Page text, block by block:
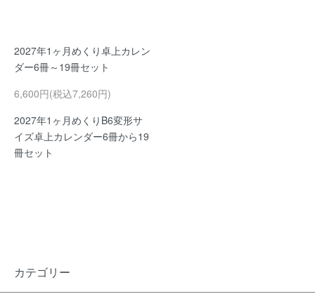
2027年1ヶ月めくり卓上カレン
ダー6冊～19冊セット
6,600円(税込7,260円)
2027年1ヶ月めくりB6変形サ
イズ卓上カレンダー6冊から19
冊セット
カテゴリー